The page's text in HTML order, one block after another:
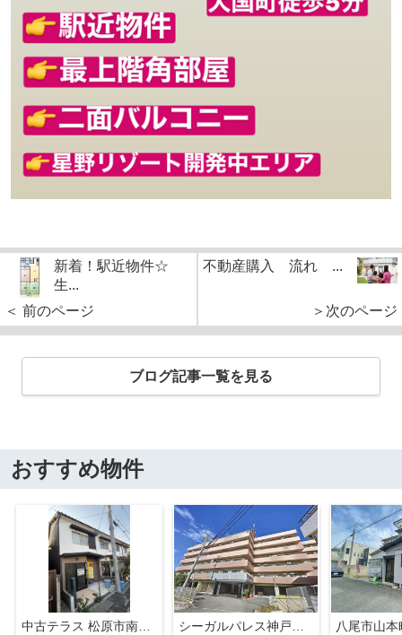
新着！駅近物件☆
生...
＜ 前のページ
不動産購入 流れ ...
＞次のページ
ブログ記事一覧を見る
おすすめ物件
中古テラス 松原市南新町1
シーガルパレス神戸山の手